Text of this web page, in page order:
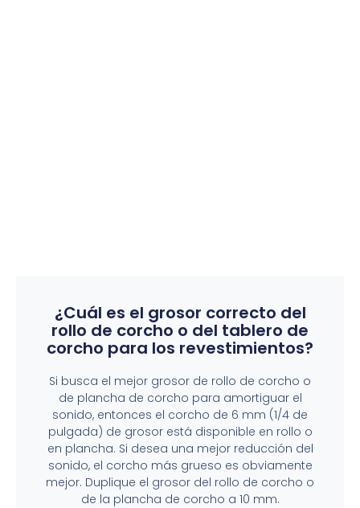
¿Cuál es el grosor correcto del
rollo de corcho o del tablero de
corcho para los revestimientos?
Si busca el mejor grosor de rollo de corcho o
de plancha de corcho para amortiguar el
sonido, entonces el corcho de 6 mm (1/4 de
pulgada) de grosor está disponible en rollo o
en plancha. Si desea una mejor reducción del
sonido, el corcho más grueso es obviamente
mejor. Duplique el grosor del rollo de corcho o
de la plancha de corcho a 10 mm.